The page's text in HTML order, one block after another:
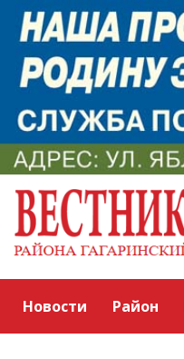
Новости Район